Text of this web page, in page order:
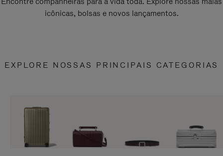
icônicas, bolsas e novos lançamentos.
EXPLORE NOSSAS PRINCIPAIS CATEGORIAS